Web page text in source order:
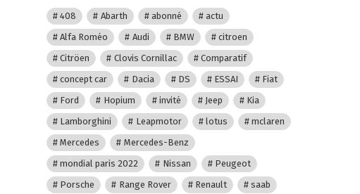
408 Abarth abonné
actu
Alfa Roméo
Audi BMW
citroen
Citröen
Clovis Cornillac
Comparatif
concept car
Dacia DS ESSAI
Fiat
Ford
Hopium invité Jeep
Kia
Lamborghini
Leapmotor lotus
mclaren
Mercedes
Mercedes-Benz
mondial paris 2022
Nissan
Peugeot
Porsche
Range Rover Renault
saab